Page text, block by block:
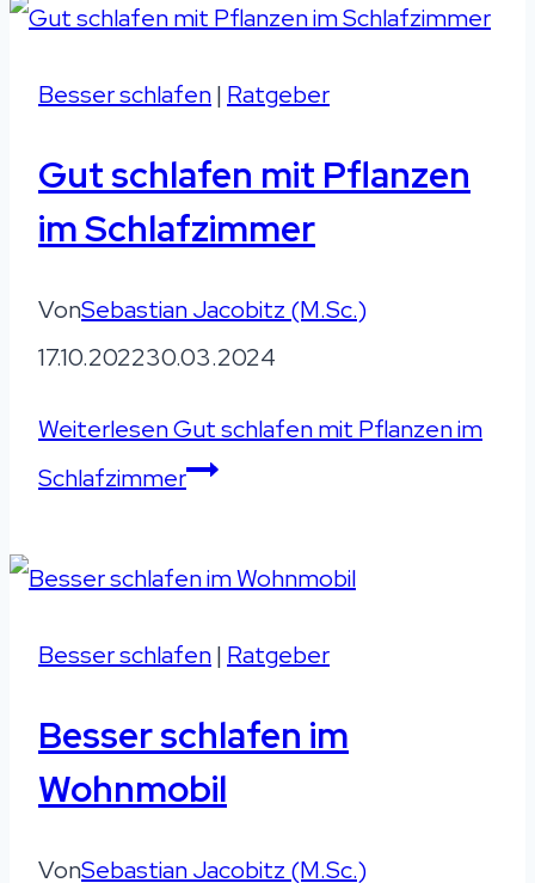
Besser schlafen| Ratgeber
Gut schlafen mit Pflanzen
im Schlafzimmer
VonSebastian Jacobitz (M.Sc.)
17.10.202230.03.2024
WeiterlesenGut schlafen mit Pflanzen im
Schlafzimmer
Besser schlafen| Ratgeber
Besser schlafen im
Wohnmobil
VonSebastian Jacobitz (M.Sc.)